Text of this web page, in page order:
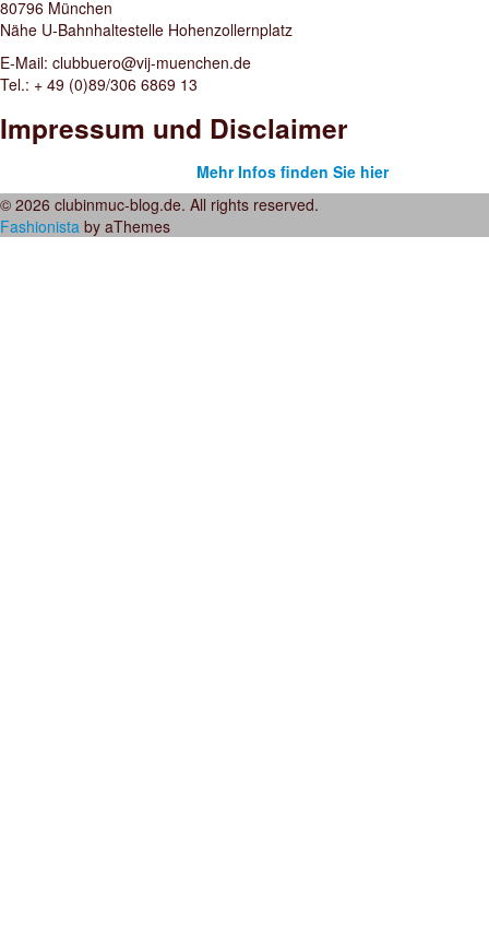
80796 München
Nähe U-Bahnhaltestelle Hohenzollernplatz
E-Mail: clubbuero@vij-muenchen.de
Tel.: + 49 (0)89/306 6869 13
Impressum und Disclaimer
Mehr Infos finden Sie hier
© 2026 clubinmuc-blog.de. All rights reserved.
Fashionista by aThemes